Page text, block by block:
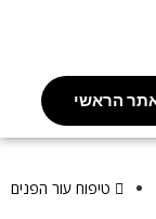
הראשי
מסיכת ג’ל מעדנת
טיפוח עור הפנים